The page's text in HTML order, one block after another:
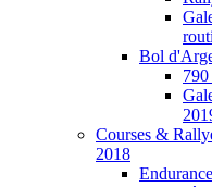
Bol
Courses &
2018